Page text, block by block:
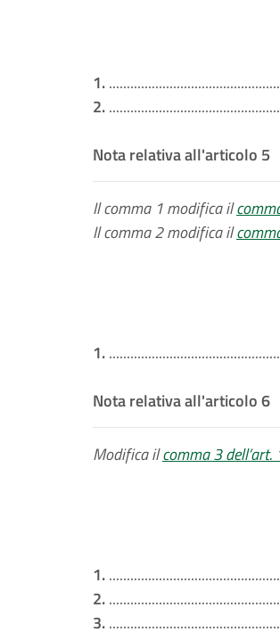
1.
2.
Nota relativa all'articolo 5
Il comma 1 modifica il
Il comma 2 modifica il
1.
Nota relativa all'articolo 6
Modifica ilcomma 3
1.
2.
3.